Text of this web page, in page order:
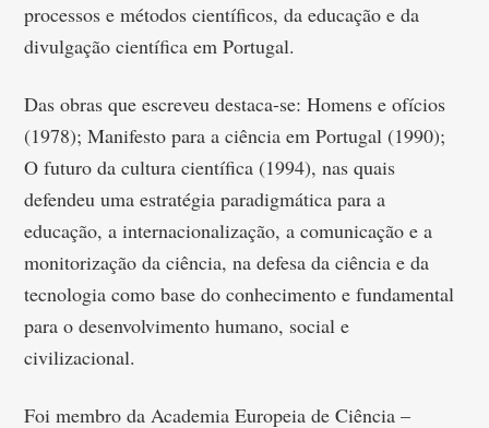
processos e métodos científicos, da educação e da
divulgação científica em Portugal.
Das obras que escreveu destaca-se: Homens e ofícios
(1978); Manifesto para a ciência em Portugal (1990);
O futuro da cultura científica (1994), nas quais
defendeu uma estratégia paradigmática para a
educação, a internacionalização, a comunicação e a
monitorização da ciência, na defesa da ciência e da
tecnologia como base do conhecimento e fundamental
para o desenvolvimento humano, social e
civilizacional.
Foi membro da Academia Europeia de Ciência –